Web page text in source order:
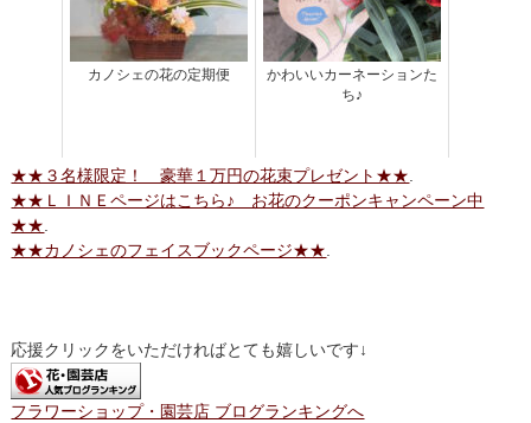
カノシェの花の定期便
かわいいカーネーションた
ち♪
★★３名様限定！ 豪華１万円の花束プレゼント★★
★★ＬＩＮＥページはこちら♪ お花のクーポンキャンペーン中
★★
★★カノシェのフェイスブックページ★★
応援クリックをいただければとても嬉しいです↓
フラワーショップ・園芸店 ブログランキングへ